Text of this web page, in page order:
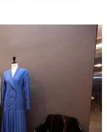
გასჩენია...
არიან
ნია იმნაძე